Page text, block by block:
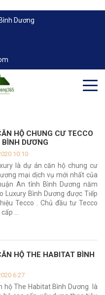
Dương
HỘ CHUNG CƯ TECCO
BÌNH DƯƠNG
10:10
là dự án căn hộ chung cư
mại dịch vụ mới nhất của
An tỉnh Bình Dương năm
Luxury Bình Dương được Tiếp
Tecco . Chủ đầu tư Tecco
…
HỘ THE HABITAT BÌNH
6:27
hộ The Habitat Bình Dương là